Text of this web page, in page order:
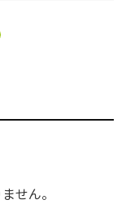
せん。